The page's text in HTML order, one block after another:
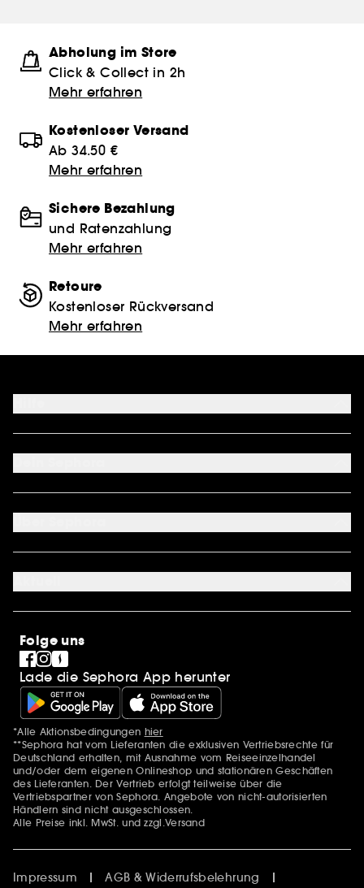
Abholung im Store
Click & Collect in 2h
Mehr erfahren
Kostenloser Versand
Ab 34.50 €
Mehr erfahren
Sichere Bezahlung
und Ratenzahlung
Mehr erfahren
Retoure
Kostenloser Rückversand
Mehr erfahren
FAQ
Kontakt
Mein Konto
Sephora Unlimited
Über uns
Karriere
SEPHORA Prize
Pride
Folge uns
Lade die Sephora App herunter
Zusätzlich Erwähnungen
*Alle Aktionsbedingungen hier
**Sephora hat vom Lieferanten die exklusiven Vertriebsrechte für
Deutschland erhalten, mit Ausnahme vom Reiseeinzelhandel
und/oder dem eigenen Onlineshop und stationären Geschäften
des Lieferanten. Der Vertrieb erfolgt teilweise über die
Vertriebspartner von Sephora. Angebote von nicht-autorisierten
Händlern sind nicht ausgeschlossen.
Alle Preise inkl. MwSt. und zzgl.Versand
Impressum
AGB & Widerrufsbelehrung